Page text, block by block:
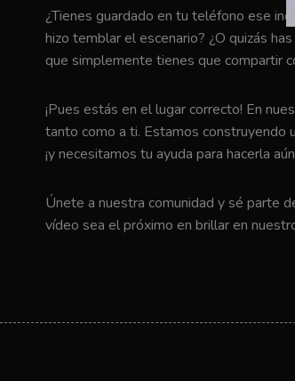
¿Tienes guardado en tu teléfono ese
hizo temblar el escenario? ¿O quizás
que simplemente tienes que compartir
¡Pues estás en el lugar correcto! En
tanto como a ti. Estamos construyendo
¡y necesitamos tu ayuda para hacerla
Únete a nuestra comunidad y sé parte
vídeo sea el próximo en brillar en